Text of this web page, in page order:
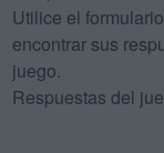
Utilice el
encontrar sus
juego.
Respuestas del